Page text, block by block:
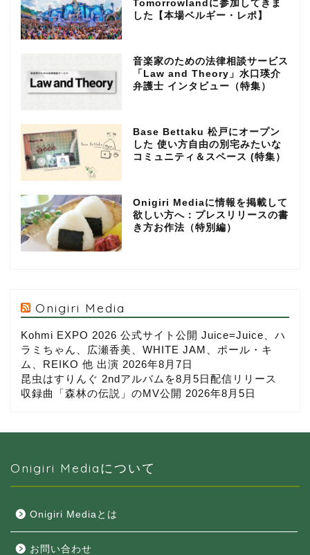
Tomorrowlandに参加してきま
した【本場ベルギー・レポ】
音楽家のための法律相談サービス
「Law and Theory」水口瑛介
弁護士 インタビュー（特集）
Base Bettaku 松戸にオープン
した 使い方自由の別宅みたいな
コミュニティ＆スペース (特集）
Onigiri Mediaに情報を掲載して
欲しい方へ：プレスリリースの書
き方お作法（特別編）
Onigiri Media
Kohmi EXPO 2026 公式サイト公開 Juice=Juice、ハ
ラミちゃん、広瀬香美、WHITE JAM、ポール・キ
ム、REIKO 他 出演 2026年8月7日
昆虫はすりんぐ 2ndアルバムを8月5日配信リリース
収録曲「森林の伝説」のMV公開 2026年8月5日
Onigiri Mediaについて
Onigiri Mediaとは
お問い合わせ